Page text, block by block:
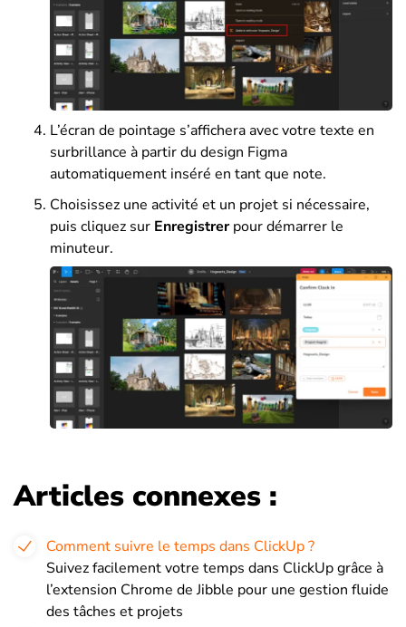
L’écran de pointage s’affichera avec votre texte en
surbrillance à partir du design Figma
automatiquement inséré en tant que note.
Choisissez une activité et un projet si nécessaire,
puis cliquez sur Enregistrerpour démarrer le
minuteur.
Articles connexes :
Comment suivre le temps dans ClickUp ?
Suivez facilement votre temps dans ClickUp grâce à
l’extension Chrome de Jibble pour une gestion fluide
des tâches et projets